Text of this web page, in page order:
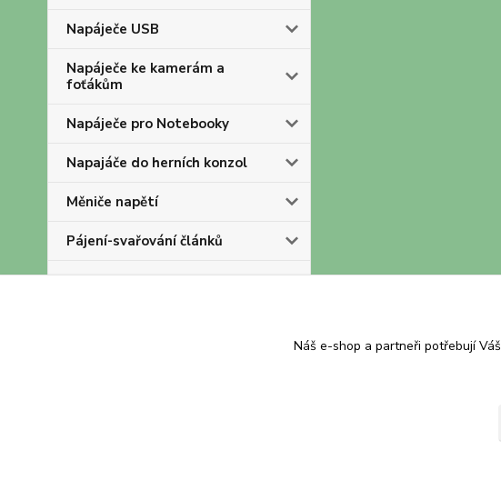
Napáječe USB
Napáječe ke kamerám a
foťákům
Napáječe pro Notebooky
Napajáče do herních konzol
Měniče napětí
Pájení-svařování článků
OLD
Náš e-shop a partneři potřebují Váš